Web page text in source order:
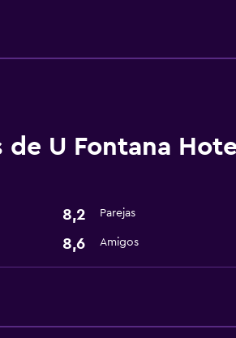
U Fontana Hotel
8,2 Parejas
8,6 Amigos